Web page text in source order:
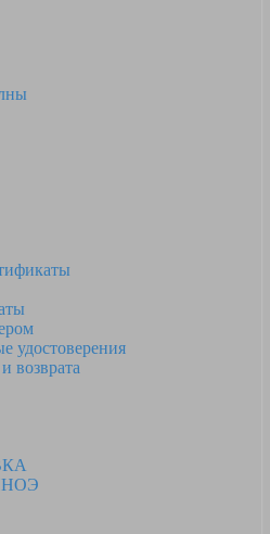
удостоверения
возврата